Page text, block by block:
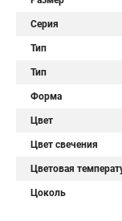
Серия
Тип
Тип
Форма
Цвет
Цвет свечения
Цветовая
Цоколь